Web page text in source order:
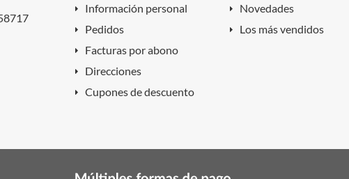
Información personal
Pedidos
Facturas por abono
Direcciones
Cupones de descuento
Novedades
Los más vendidos